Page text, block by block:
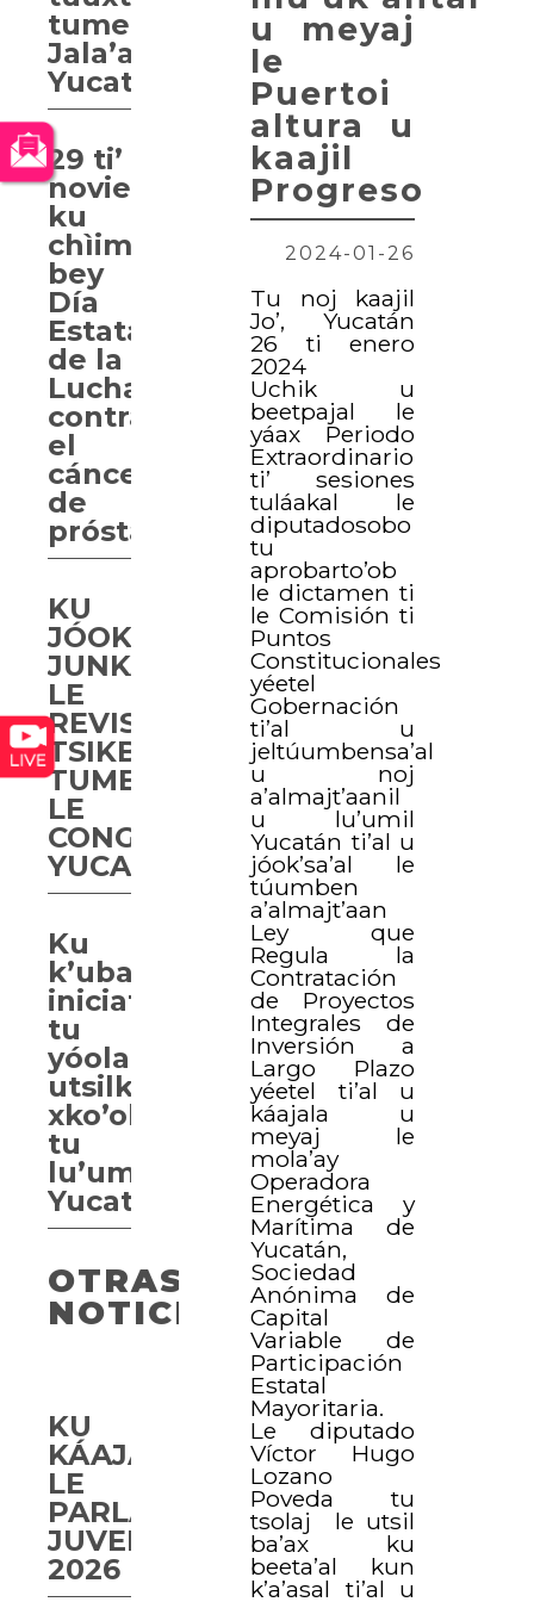
u meyaj
le
Puertoi
altura u
kaajil
Progreso
2024-01-26
Tu noj kaajil
Jo’, Yucatán
26 ti enero
2024
Uchik u
beetpajal le
yáax Periodo
Extraordinario
ti’ sesiones
tuláakal le
diputadosobo
tu
aprobarto’ob
le dictamen ti
le Comisión ti
Puntos
Constitucionales
yéetel
Gobernación
ti’al u
jeltúumbensa’al
u noj
a’almajt’aanil
u lu’umil
Yucatán ti’al u
jóok’sa’al le
túumben
a’almajt’aan
Ley que
Regula la
Contratación
de Proyectos
Integrales de
Inversión a
Largo Plazo
yéetel ti’al u
káajala u
meyaj le
mola’ay
Operadora
Energética y
Marítima de
Yucatán,
Sociedad
Anónima de
Capital
Variable de
Participación
Estatal
Mayoritaria.
Le diputado
Víctor Hugo
Lozano
Poveda tu
tsolaj le utsil
ba’ax ku
beeta’al kun
k’a’asal ti’al u
tumeen
Jala’achil
Yucatán.
29 ti’
noviembre
ku
chìimpolta’al
bey
Día
Estatal
de la
Lucha
contra
el
cáncer
de
próstata
KU
JÓOK’SA’AL
JUNKA’ANTÉENIL
LE
REVISTA
TSIKBAL
TUMEEN
LE
CONGRESOI
YUCATÁN
Ku
k’uba’al
iniciativa
tu
yóolal
utsilkuxtal
xko’olelo’ob
tu
lu’umil
Yucatán
OTRAS
NOTICIAS
KU
KÁAJAL
LE
PARLAMENTO
JUVENIL
2026